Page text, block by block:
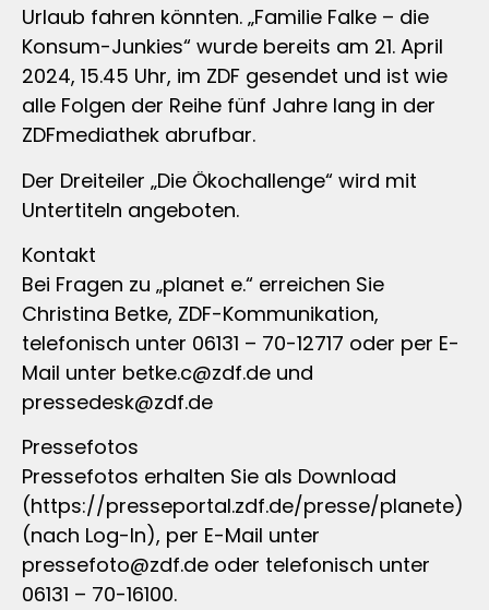
Urlaub fahren könnten. „Familie Falke – die
Konsum-Junkies“ wurde bereits am 21. April
2024, 15.45 Uhr, im ZDF gesendet und ist wie
alle Folgen der Reihe fünf Jahre lang in der
ZDFmediathek abrufbar.
Der Dreiteiler „Die Ökochallenge“ wird mit
Untertiteln angeboten.
Kontakt
Bei Fragen zu „planet e.“ erreichen Sie
Christina Betke, ZDF-Kommunikation,
telefonisch unter 06131 – 70-12717 oder per E-
Mail unter betke.c@zdf.de und
pressedesk@zdf.de
Pressefotos
Pressefotos erhalten Sie als Download
(https://presseportal.zdf.de/presse/planete)
(nach Log-In), per E-Mail unter
pressefoto@zdf.de oder telefonisch unter
06131 – 70-16100.